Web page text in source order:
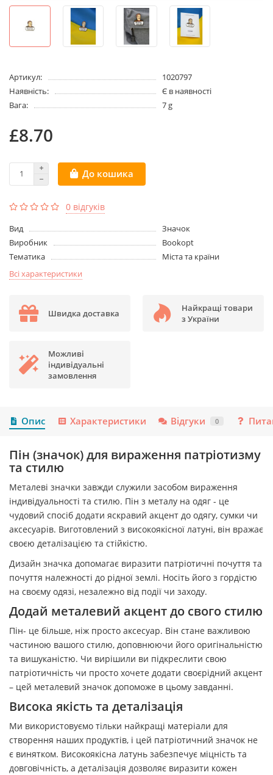
Артикул:
1020797
Наявність:
Є в наявності
Вага:
7 g
£8.70
До кошика
0 відгуків
Вид
Значок
Виробник
Bookopt
Тематика
Міста та країни
Всі характеристики
Швидка доставка
Найкращі товари
з України
Можливі
індивідуальні
замовлення
Опис Характеристики Відгуки 0
Пін (значок) для вираження патріотизму
та стилю
Металеві значки завжди служили засобом вираження
індивідуальності та стилю. Пін з металу на одяг - це
чудовий спосіб додати яскравий акцент до одягу, сумки чи
аксесуарів. Виготовлений з високоякісної латуні, він вражає
своєю деталізацією та стійкістю.
Дизайн значка допомагає виразити патріотичні почуття та
почуття належності до рідної землі. Носіть його з гордістю
на своєму одязі, незалежно від події чи заходу.
Додай металевий акцент до свого стилю
Пін- це більше, ніж просто аксесуар. Він стане важливою
частиною вашого стилю, доповнюючи його оригінальністю
та вишуканістю. Чи вирішили ви підкреслити свою
патріотичність чи просто хочете додати своєрідний акцент
– цей металевий значок допоможе в цьому завданні.
Висока якість та деталізація
Ми використовуємо тільки найкращі матеріали для
створення наших продуктів, і цей патріотичний значок не
є винятком. Високоякісна латунь забезпечує міцність та
довговічність, а деталізація дозволяє виразити кожен